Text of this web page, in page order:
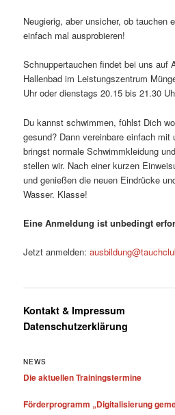
Neugierig, aber unsicher, ob tauchen
einfach mal ausprobieren!
Schnuppertauchen findet bei uns auf
Hallenbad im Leistungszentrum
Uhr oder dienstags 20.15 bis 21.30
Du kannst schwimmen, fühlst Dich
gesund? Dann vereinbare einfach mit
bringst normale Schwimmkleidung
stellen wir. Nach einer kurzen
und genießen die neuen Eindrücke
Wasser. Klasse!
Eine Anmeldung ist unbedingt
Jetzt anmelden:
Kontakt & Impressum
Datenschutzerklärung
NEWS
Die aktuellen Trainingstermine
Förderprogramm „Digitalisierung